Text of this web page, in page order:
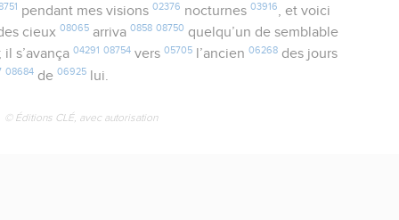
pendant mes visions 02376 nocturnes 03916 , et voici
cieux08065 arriva0858 08750 quelqu’un de semblable
; il s’avança04291 08754 vers05705 l’ancien06268 des jours
08684 de06925 lui.
© Éditions CLÉ, avec autorisation